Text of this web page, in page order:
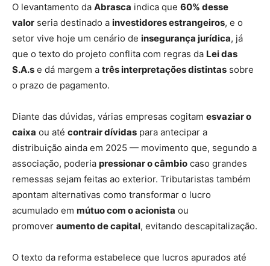
O levantamento da Abrasca indica que 60% desse
valor seria destinado a investidores estrangeiros, e o
setor vive hoje um cenário de insegurança jurídica, já
que o texto do projeto conflita com regras da Lei das
S.A.s e dá margem a três interpretações distintas sobre
o prazo de pagamento.
Diante das dúvidas, várias empresas cogitam esvaziar o
caixa ou até contrair dívidas para antecipar a
distribuição ainda em 2025 — movimento que, segundo a
associação, poderia pressionar o câmbio caso grandes
remessas sejam feitas ao exterior. Tributaristas também
apontam alternativas como transformar o lucro
acumulado em mútuo com o acionista ou
promover aumento de capital, evitando descapitalização.
O texto da reforma estabelece que lucros apurados até